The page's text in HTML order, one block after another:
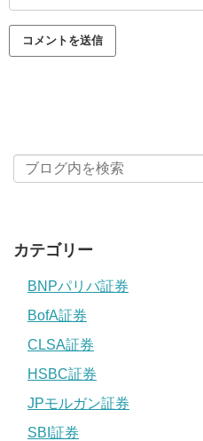
カテゴリー
BNPパリバ証券
BofA証券
CLSA証券
HSBC証券
JPモルガン証券
SBI証券